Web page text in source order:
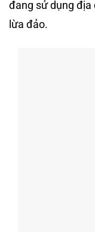
đang sử dụng địa
lừa đảo.